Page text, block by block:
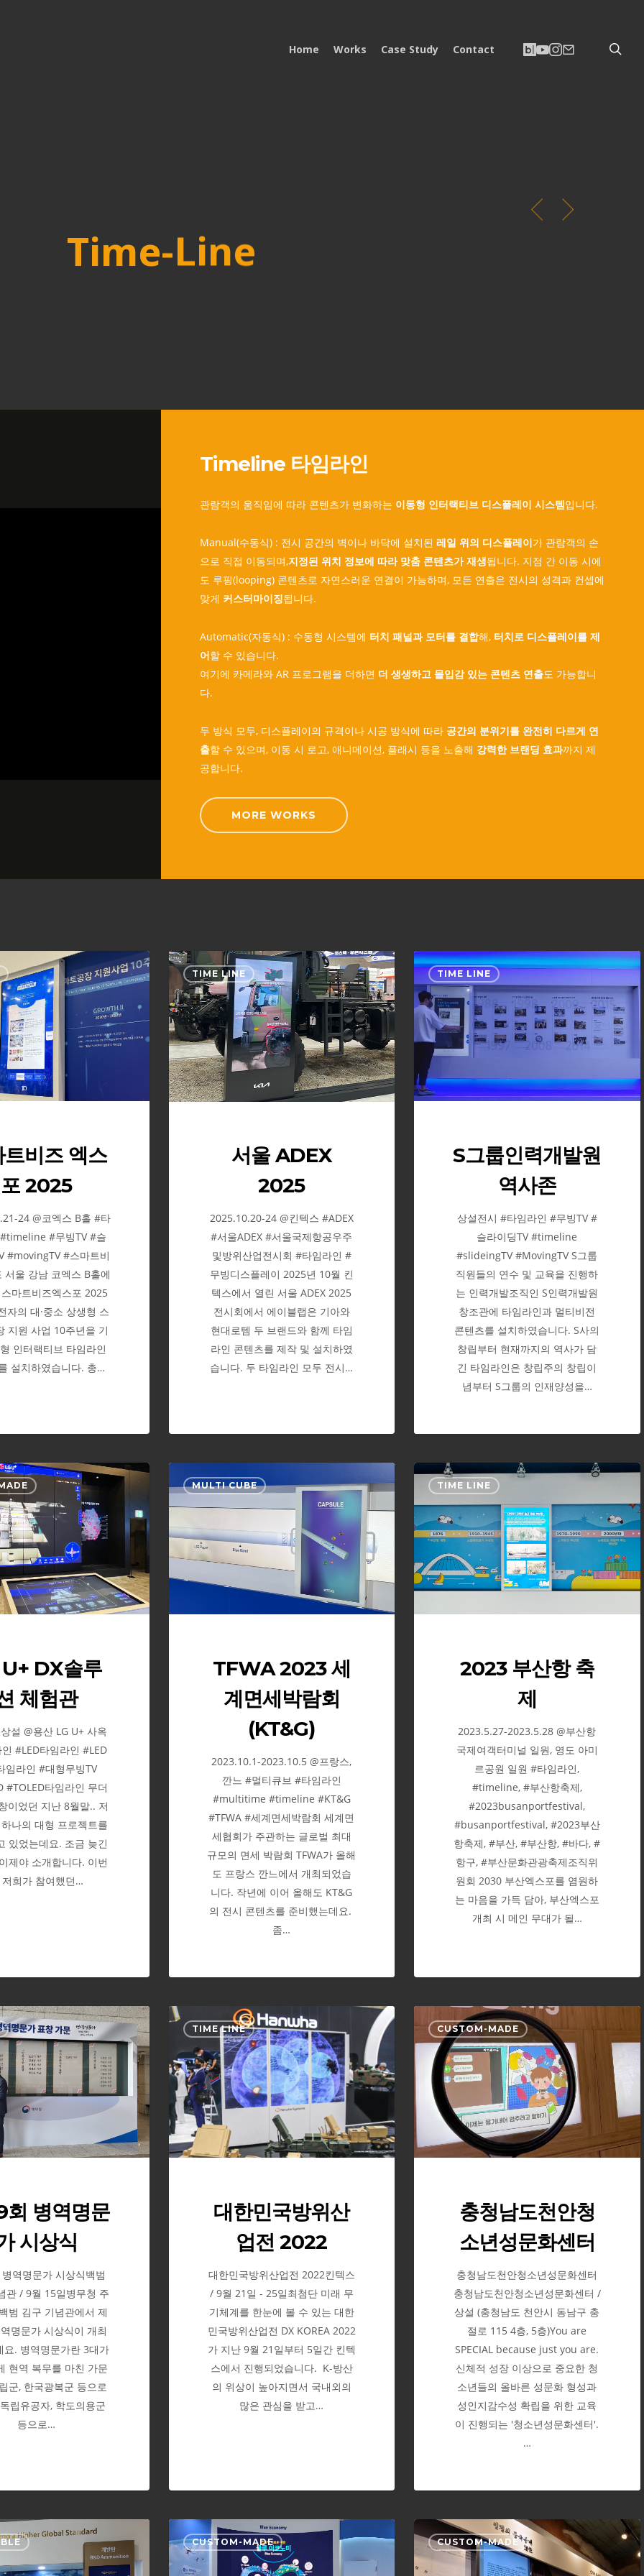
Home Works Case Study Contact 네
이
유
튜
인
스
이
메
Time-Line
Timeline 타임라인
관람객의 움직임에 따라 콘텐츠가 변화하는 이동형 인터랙티브 디스플레이 시스템입니다.
Manual(수동식) : 전시 공간의 벽이나 바닥에 설치된 레일 위의 디스플레이가 관람객의 손
으로 직접 이동되며,지정된 위치 정보에 따라 맞춤 콘텐츠가 재생됩니다. 지점 간 이동 시에
도 루핑(looping) 콘텐츠로 자연스러운 연결이 가능하며, 모든 연출은 전시의 성격과 컨셉에
맞게 커스터마이징됩니다.
Automatic(자동식) : 수동형 시스템에 터치 패널과 모터를 결합해, 터치로 디스플레이를 제
어할 수 있습니다.
여기에 카메라와 AR 프로그램을 더하면 더 생생하고 몰입감 있는 콘텐츠 연출도 가능합니
다.
두 방식 모두, 디스플레이의 규격이나 시공 방식에 따라 공간의 분위기를 완전히 다르게 연
출할 수 있으며, 이동 시 로고, 애니메이션, 플래시 등을 노출해 강력한 브랜딩 효과까지 제
공합니다.
MORE WORKS
마
트
비
즈
엑
스
포
비즈 엑스
포 2025
24 @코엑스 B홀 #타
#무빙TV #슬
#movingTV #스마트비
서울 강남 코엑스 B홀에
마트비즈엑스포 2025
자의 대·중소 상생형 스
지원 사업 10주년을 기
인터랙티브 타임라인
설치하였습니다. 총…
TIME LINE
서
울
ADEX
2025
서울 ADEX
2025
2025.10.20-24 @킨텍스 #ADEX
#서울ADEX #서울국제항공우주
및방위산업전시회 #타임라인 #
무빙디스플레이 2025년 10월 킨
텍스에서 열린 서울 ADEX 2025
전시회에서 에이블랩은 기아와
현대로템 두 브랜드와 함께 타임
라인 콘텐츠를 제작 및 설치하였
습니다. 두 타임라인 모두 전시…
TIME LINE
S
룹
인
력
원
존
S그룹인력개발원
역사존
상설전시 #타임라인 #무빙TV #
슬라이딩TV #timeline
#slideingTV #MovingTV S그룹
직원들의 연수 및 교육을 진행하
는 인력개발조직인 S인력개발원
창조관에 타임라인과 멀티비전
콘텐츠를 설치하였습니다. S사의
창립부터 현재까지의 역사가 담
긴 타임라인은 창립주의 창립이
념부터 S그룹의 인재양성을…
LG
U+
DX
솔
루
션
체
험
DX솔루
체험관
설 @용산 LG U+ 사옥
#LED타임라인 #LED
임라인 #대형무빙TV
#TOLED타임라인 무더
이었던 지난 8월말.. 저
나의 대형 프로젝트를
있었는데요. 조금 늦긴
제야 소개합니다. 이번
저희가 참여했던…
MULTI CUBE
2023
세
면
람
TFWA 2023 세
계면세박람회
(KT&G)
2023.10.1-2023.10.5 @프랑스,
깐느 #멀티큐브 #타임라인
#multitime #timeline #KT&G
#TFWA #세계면세박람회 세계면
세협회가 주관하는 글로벌 최대
규모의 면세 박람회 TFWA가 올해
도 프랑스 깐느에서 개최되었습
니다. 작년에 이어 올해도 KT&G
의 전시 콘텐츠를 준비했는데요.
좀…
TIME LINE
2023
산
항
축
제
2023 부산항 축
제
2023.5.27-2023.5.28 @부산항
국제여객터미널 일원, 영도 아미
르공원 일원 #타임라인,
#timeline, #부산항축제,
#2023busanportfestival,
#busanportfestival, #2023부산
항축제, #부산, #부산항, #바다, #
항구, #부산문화관광축제조직위
원회 2030 부산엑스포를 염원하
는 마음을 가득 담아, 부산엑스포
개최 시 메인 무대가 될…
제
19
회
병
역
명
가
식
회 병역명문
시상식
역명문가 시상식백범
관 / 9월 15일병무청 주
범 김구 기념관에서 제
명문가 시상식이 개최
요. 병역명문가란 3대가
현역 복무를 마친 가문
군, 한국광복군 등으로
립유공자, 학도의용군
등으로…
TIME LINE
대
한
민
국
방
위
산
업
대한민국방위산
업전 2022
대한민국방위산업전 2022킨텍스
/ 9월 21일 - 25일최첨단 미래 무
기체계를 한눈에 볼 수 있는 대한
민국방위산업전 DX KOREA 2022
가 지난 9월 21일부터 5일간 킨텍
스에서 진행되었습니다. K-방산
의 위상이 높아지면서 국내외의
많은 관심을 받고…
CUSTOM-MADE
충
청
남
도
천
안
청
소
문
화
센
충청남도천안청
소년성문화센터
충청남도천안청소년성문화센터
충청남도천안청소년성문화센터 /
상설 (충청남도 천안시 동남구 충
절로 115 4층, 5층)You are
SPECIAL because just you are.
신체적 성장 이상으로 중요한 청
소년들의 올바른 성문화 형성과
성인지감수성 확립을 위한 교육
이 진행되는 '청소년성문화센터'.
…
Seoul
2021
CUSTOM-MADE
2021
대
한
CUSTOM-MADE
인
천
화